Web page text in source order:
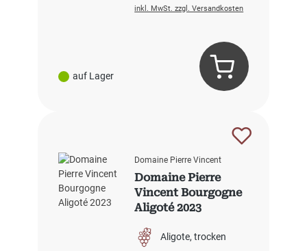
auf Lager
inkl. MwSt. zzgl. Versandkosten
Domaine Pierre Vincent
Domaine Pierre
Vincent Bourgogne
Aligoté 2023
Aligote trocken